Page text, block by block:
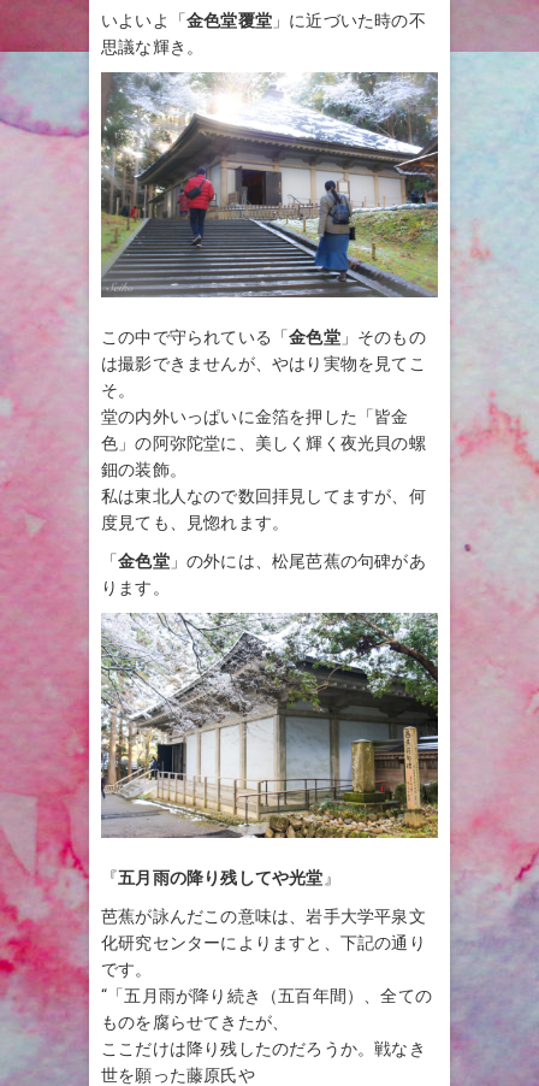
いよいよ「金色堂覆堂 」に近づいた時の不
思議な輝き。
この中で守られている「金色堂」そのもの
は撮影できませんが、やはり実物を見てこ
そ。
堂の内外いっぱいに金箔を押した「皆金
色」の阿弥陀堂に、美しく輝く夜光貝の螺
鈿の装飾。
私は東北人なので数回拝見してますが、何
度見ても、見惚れます。
「金色堂」の外には、松尾芭蕉の句碑があ
ります。
『五月雨の降り残してや光堂』
芭蕉が詠んだこの意味は、岩手大学平泉文
化研究センターによりますと、下記の通り
です。
“「五月雨が降り続き（五百年間）、全ての
ものを腐らせてきたが、
ここだけは降り残したのだろうか。戦なき
世を願った藤原氏や